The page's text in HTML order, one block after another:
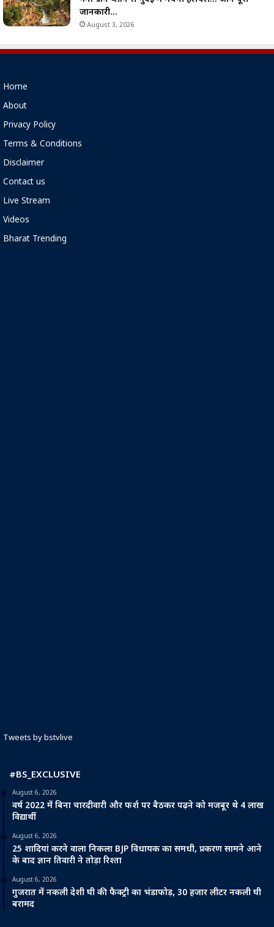
जानकारी…
August 3, 2026
Home
About
Privacy Policy
Terms & Conditions
Disclaimer
Contact us
Live Stream
Videos
Bharat Trending
Tweets by bstvlive
#BS_EXCLUSIVE
August 6, 2026
वर्ष 2022 में बिना चारदीवारी और फर्श पर बैठकर पढ़ने को मजबूर थे 4 लाख
विद्यार्थी
August 6, 2026
25 शादियां करने वाला निकला BJP विधायक का समधी, प्रकरण सामने आने
के बाद ज्ञान तिवारी ने तोड़ा रिश्ता
August 6, 2026
गुजरात में नकली देशी घी की फैक्ट्री का भंडाफोड़, 30 हजार लीटर नकली घी
बरामद